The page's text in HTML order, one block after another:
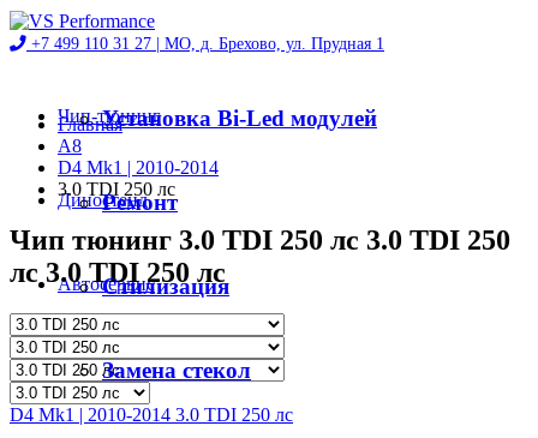
+7 499 110 31 27 | МО, д. Брехово, ул. Прудная 1
Чип-тюнинг
Диностенд
Автосервис
Магазин
Установка Bi-Led модулей
Ремонт
Стилизация
Замена стекол
Главная
A8
D4 Mk1 | 2010-2014
3.0 TDI 250 лс
Чип тюнинг 3.0 TDI 250 лс 3.0 TDI 250
лс 3.0 TDI 250 лс
D4 Mk1 | 2010-2014 3.0 TDI 250 лс